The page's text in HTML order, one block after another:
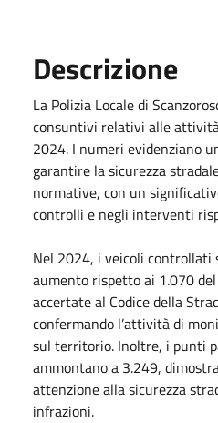
Descrizione
La Polizia Locale di
consuntivi relativi alle
2024. I numeri evidenziano
garantire la sicurezza
normative, con un
controlli e negli interventi
Nel 2024, i veicoli controllati
aumento rispetto ai 1.070
accertate al Codice della
confermando l’attività di
sul territorio. Inoltre, i punti
ammontano a 3.249,
attenzione alla sicurezza
infrazioni.